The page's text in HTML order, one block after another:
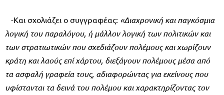
-Και σχολιάζει ο συγγραφέας: «Διαχρονική και παγκόσμια
λογική του παραλόγου, ή μάλλον λογική των πο­λιτικών και
των στρατιωτικών που σχεδιάζουν πολέμους και χωρίζουν
κράτη και λαούς επί χάρτου, διεξάγουν πολέμους μέσα από
τα ασφαλή γραφεία τους, αδιαφορώντας για εκείνους που
υφίστανται τα δεινά του πολέμου και χαρα­κτηρίζοντας τον